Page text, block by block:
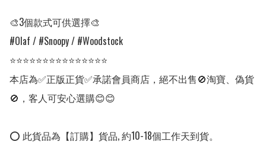
🎨3個款式可供選擇🎨
#Olaf / #Snoopy / #Woodstock
⭐⭐⭐⭐⭐⭐⭐⭐⭐⭐⭐⭐⭐⭐⭐
本店為✅正版正貨✅承諾會員商店，絕不出售🚫淘寶、偽貨
🚫，客人可安心選購😊😊
⭕ 此貨品為【訂購】貨品, 約10-18個工作天到貨。